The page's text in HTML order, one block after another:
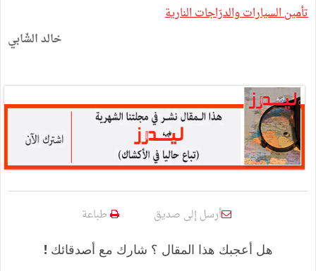
تأمين السيارات والدرّاجات النارية
خالد الشّابي
أرسل إلى صديق طباعة
هل أعجبك هذا المقال ؟ شارك مع أصدقائك !